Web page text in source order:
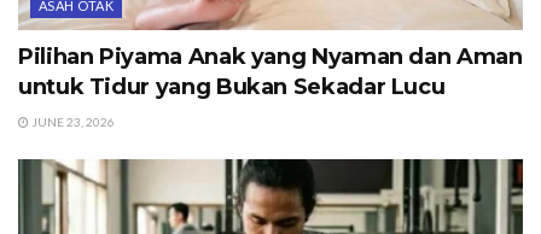
ASAH OTAK
Pilihan Piyama Anak yang Nyaman dan Aman
untuk Tidur yang Bukan Sekadar Lucu
JUNE 23, 2026